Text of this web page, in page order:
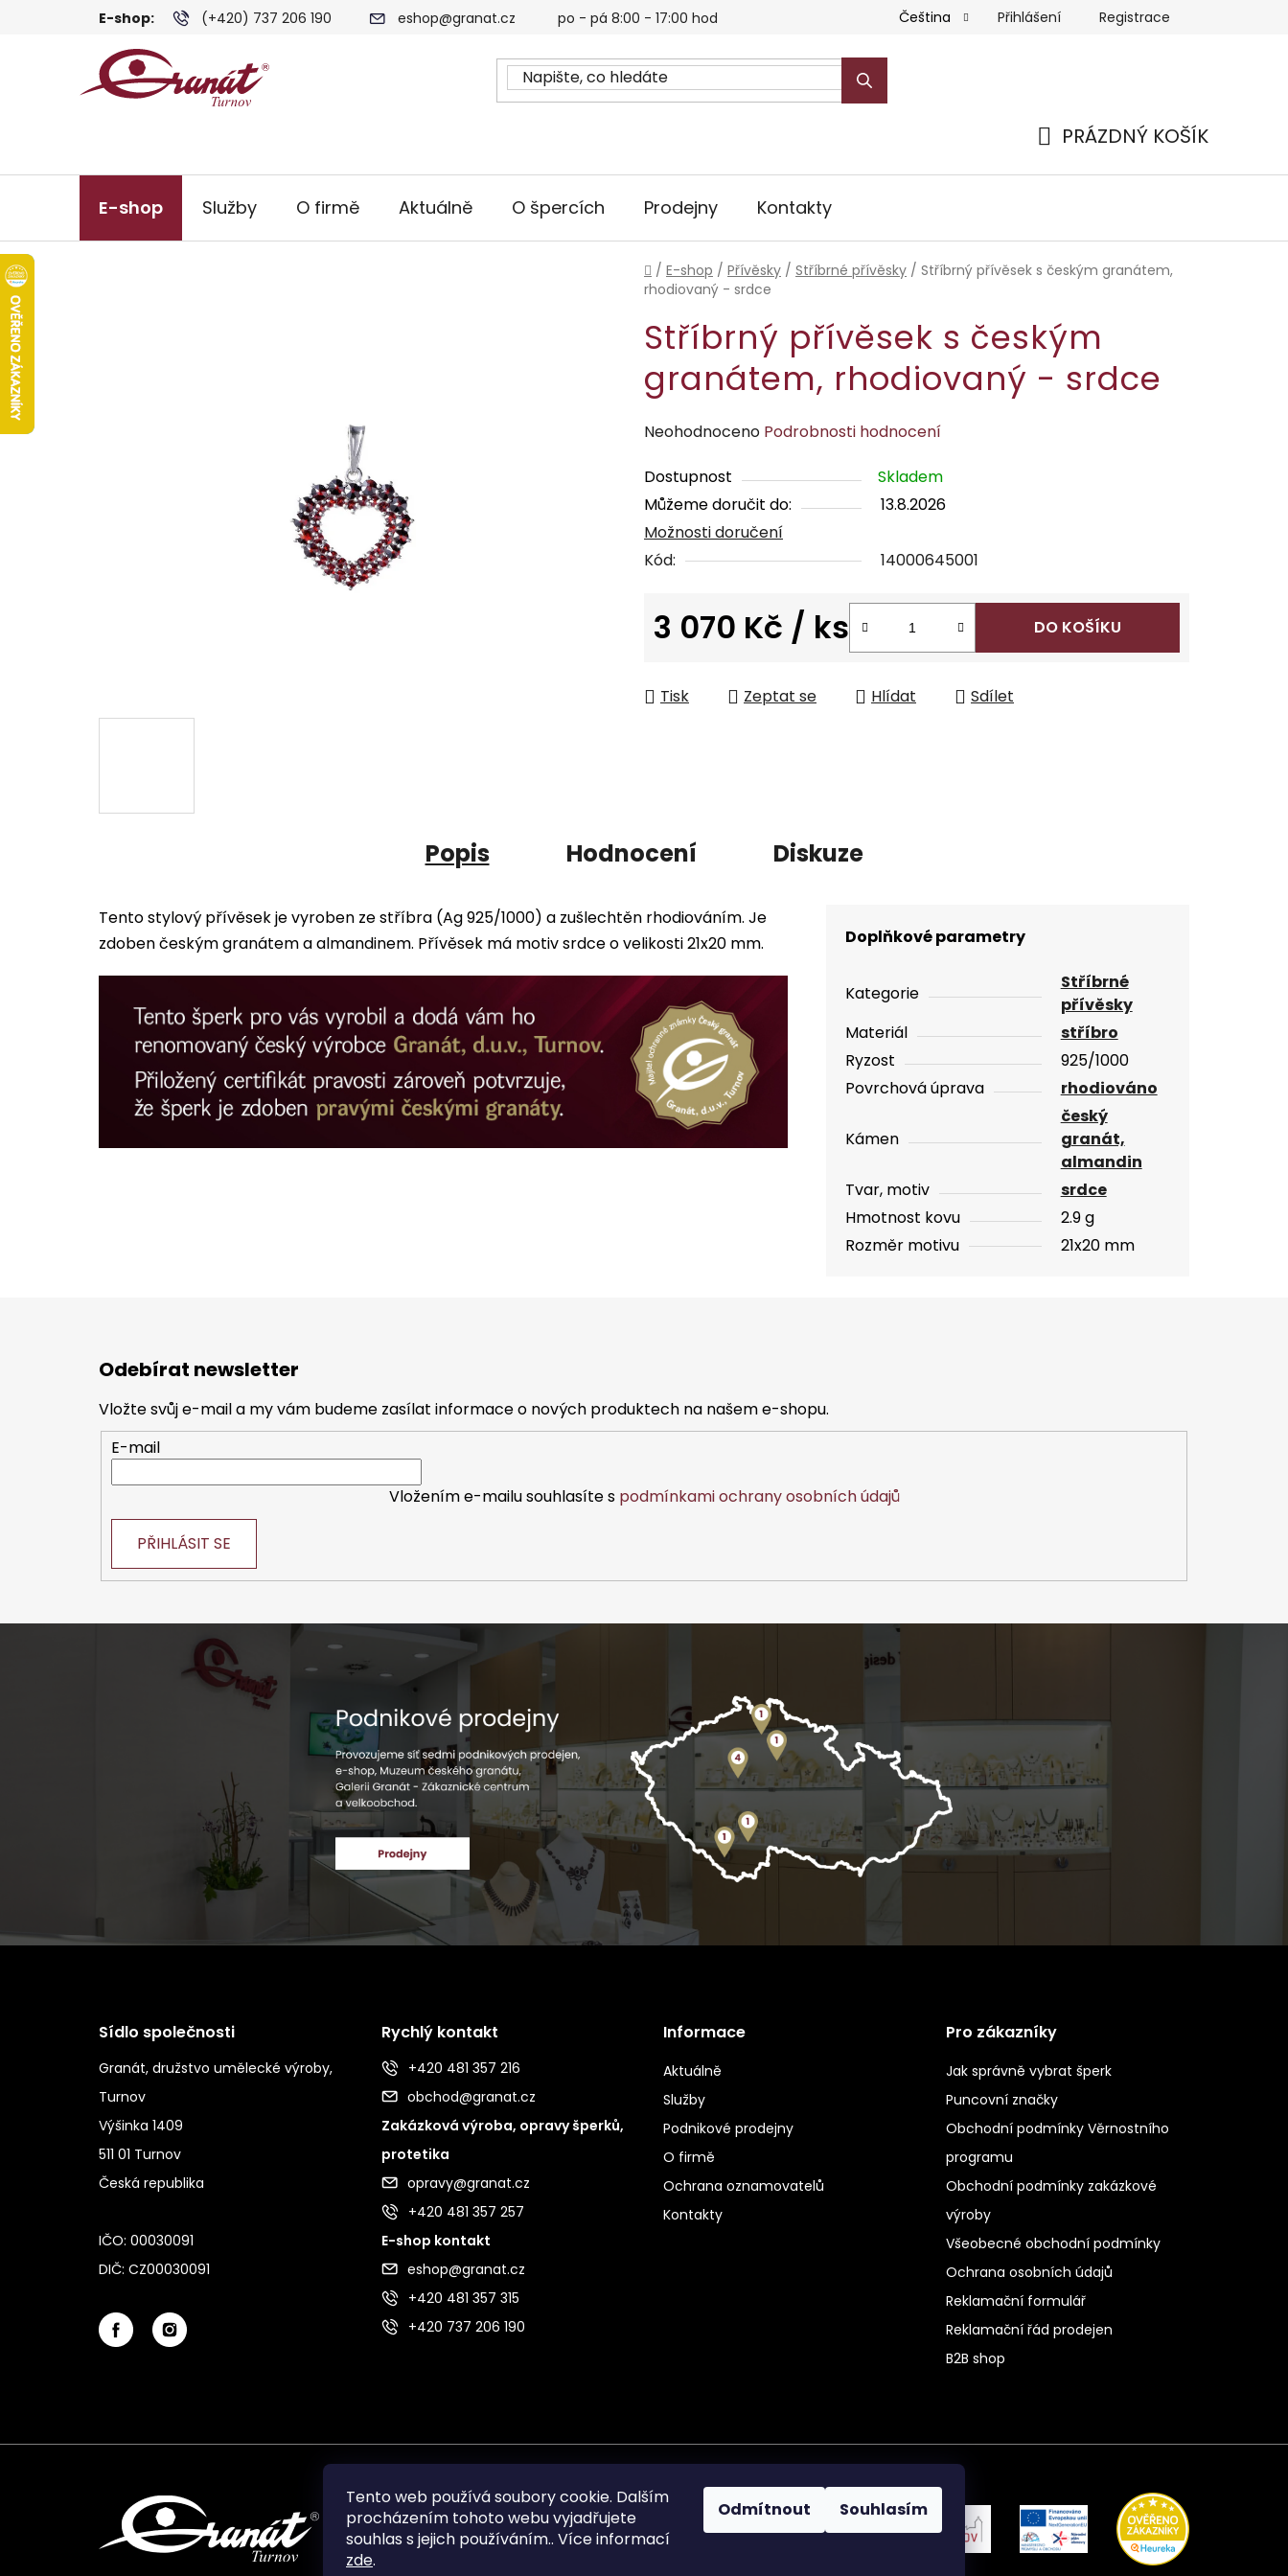
Tento web používá soubory cookie. Dalším
procházením tohoto webu vyjadřujete
souhlas s jejich používáním.. Více informací
zde.
Odmítnout Souhlasím
E-shop: (+420) 737 206 190 eshop@granat.cz po - pá 8:00 - 17:00 hod Čeština Přihlášení Registrace
PRÁZDNÝ KOŠÍK
E-shop Služby O firmě Aktuálně O špercích Prodejny Kontakty
Domů
/ E-shop / Přívěsky / Stříbrné přívěsky / Stříbrný přívěsek s českým granátem,
rhodiovaný - srdce
Stříbrný přívěsek s českým
granátem, rhodiovaný - srdce
Průměrné
produktu
je
0,0
z
hvězdiček.
Neohodnoceno Podrobnosti hodnocení
Dostupnost
Skladem
Můžeme doručit do:
13.8.2026
Možnosti doručení
Kód:
14000645001
3 070 Kč / ks DO KOŠÍKU
Tisk Zeptat se Hlídat Sdílet
Popis Hodnocení Diskuze
Tento stylový přívěsek je vyroben ze stříbra (Ag 925/1000) a zušlechtěn rhodiováním. Je
zdoben českým granátem a almandinem. Přívěsek má motiv srdce o velikosti 21x20 mm.
Doplňkové parametry
Kategorie
Stříbrné
přívěsky
Materiál
stříbro
Ryzost
925/1000
Povrchová úprava
rhodiováno
Kámen
český
granát,
almandin
Tvar, motiv
srdce
Hmotnost kovu
2.9 g
Rozměr motivu
21x20 mm
Odebírat newsletter
Vložte svůj e-mail a my vám budeme zasílat informace o nových produktech na našem e-shopu.
E-mail
Vložením e-mailu souhlasíte s podmínkami ochrany osobních údajů
PŘIHLÁSIT SE
Sídlo společnosti
Granát, družstvo umělecké výroby,
Turnov
Výšinka 1409
511 01 Turnov
Česká republika
IČO: 00030091
DIČ: CZ00030091
Rychlý kontakt
+420 481 357 216
obchod@granat.cz
Zakázková výroba, opravy šperků,
protetika
opravy@granat.cz
+420 481 357 257
E-shop kontakt
eshop@granat.cz
+420 481 357 315
+420 737 206 190
Informace
Aktuálně
Služby
Podnikové prodejny
O firmě
Ochrana oznamovatelů
Kontakty
Pro zákazníky
Jak správně vybrat šperk
Puncovní značky
Obchodní podmínky Věrnostního
programu
Obchodní podmínky zakázkové
výroby
Všeobecné obchodní podmínky
Ochrana osobních údajů
Reklamační formulář
Reklamační řád prodejen
B2B shop